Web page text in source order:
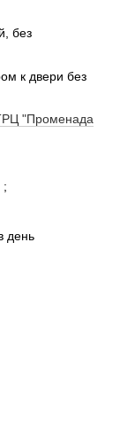
без
к двери без
"Променада
;
день